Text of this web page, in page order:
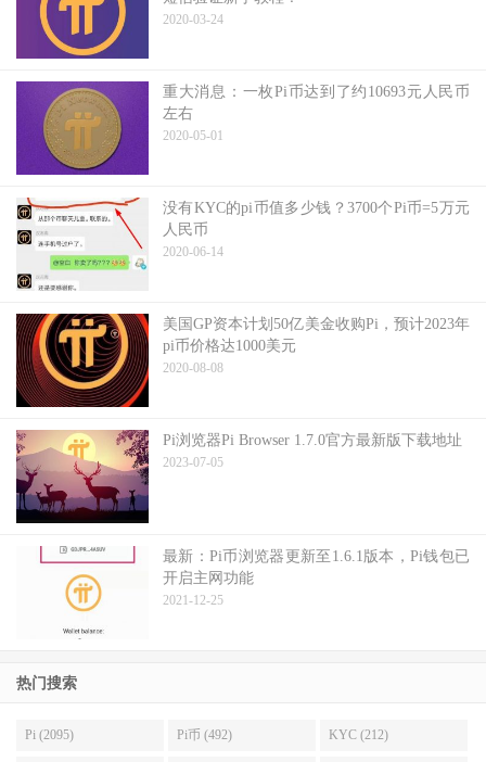
2020-03-24
重大消息：一枚Pi币达到了约10693元人民币
左右
2020-05-01
没有KYC的pi币值多少钱？3700个Pi币=5万元
人民币
2020-06-14
美国GP资本计划50亿美金收购Pi，预计2023年
pi币价格达1000美元
2020-08-08
Pi浏览器Pi Browser 1.7.0官方最新版下载地址
2023-07-05
最新：Pi币浏览器更新至1.6.1版本，Pi钱包已
开启主网功能
2021-12-25
热门搜索
Pi (2095) Pi币 (492) KYC (212)